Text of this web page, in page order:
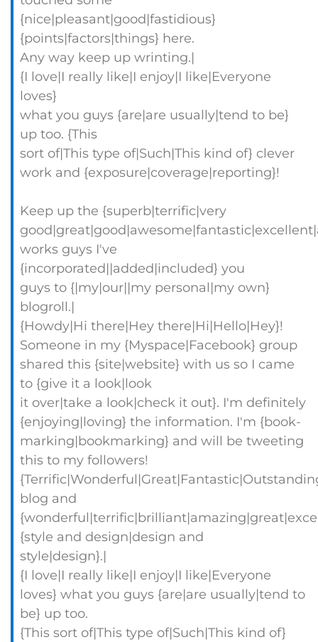
{nice|pleasant|good|fastidious}
{points|factors|things} here.
Any way keep up wrinting.|
{I love|I really like|I enjoy|I like|Everyone
loves}
what you guys {are|are usually|tend to be}
up too. {This
sort of|This type of|Such|This kind of} clever
work and {exposure|coverage|reporting}!
Keep up the {superb|terrific|very
works guys I've
{incorporated||added|included} you
guys to {|my|our||my personal|my own}
blogroll.|
{Howdy|Hi there|Hey there|Hi|Hello|Hey}!
Someone in my {Myspace|Facebook} group
shared this {site|website} with us so I came
to {give it a look|look
it over|take a look|check it out}. I'm definitely
{enjoying|loving} the information. I'm {book-
marking|bookmarking} and will be tweeting
this to my followers!
blog and
{style and design|design and
style|design}.|
{I love|I really like|I enjoy|I like|Everyone
loves} what you guys {are|are usually|tend to
be} up too.
{This sort of|This type of|Such|This kind of}